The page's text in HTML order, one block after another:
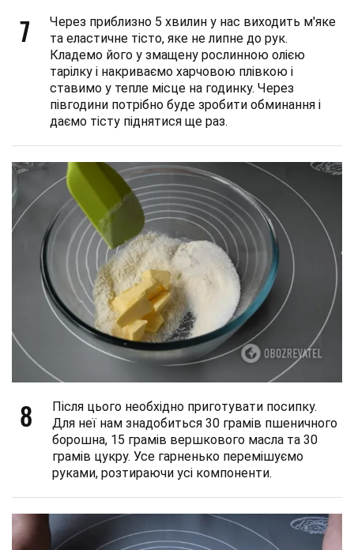
7
Через приблизно 5 хвилин у нас виходить м'яке
та еластичне тісто, яке не липне до рук.
Кладемо його у змащену рослинною олією
тарілку і накриваємо харчовою плівкою і
ставимо у тепле місце на годинку. Через
півгодини потрібно буде зробити обминання і
даємо тісту піднятися ще раз.
8
Після цього необхідно приготувати посипку.
Для неї нам знадобиться 30 грамів пшеничного
борошна, 15 грамів вершкового масла та 30
грамів цукру. Усе гарненько перемішуємо
руками, розтираючи усі компоненти.